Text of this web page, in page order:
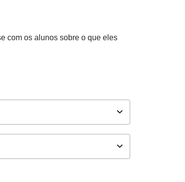
com os alunos sobre o que eles